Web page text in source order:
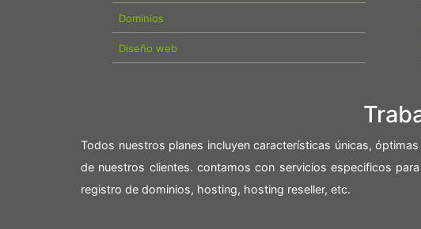
Dominios
Diseño web
Todos nuestros planes incluyen características únicas,
de nuestros clientes. contamos con servicios especificos
registro de dominios, hosting, hosting reseller, etc.